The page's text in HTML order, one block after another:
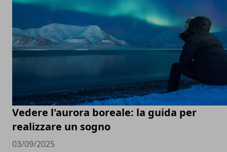
Vedere l'aurora boreale: la guida per
realizzare un sogno
03/09/2025